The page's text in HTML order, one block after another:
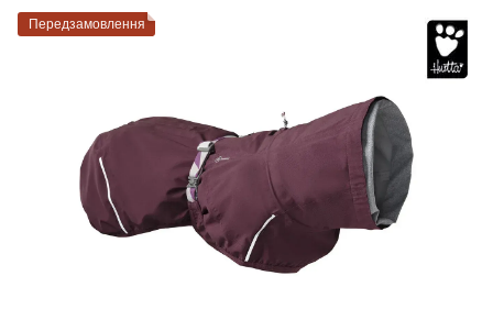
Передзамовлення